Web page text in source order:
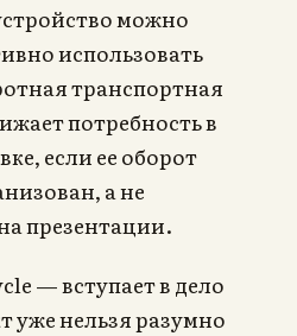
можно
использовать
транспортная
потребность в
если ее оборот
а не
презентации.
— вступает в дело
уже нельзя разумно